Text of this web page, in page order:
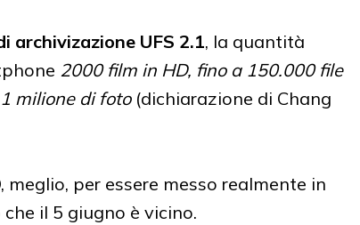
archivizazione UFS 2.1, la quantità
2000 film in HD, fino a 150.000 file
milione di foto(dichiarazione di Chang
per essere messo realmente in
il 5 giugno è vicino.